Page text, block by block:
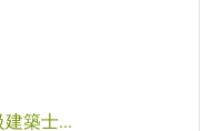
築士...